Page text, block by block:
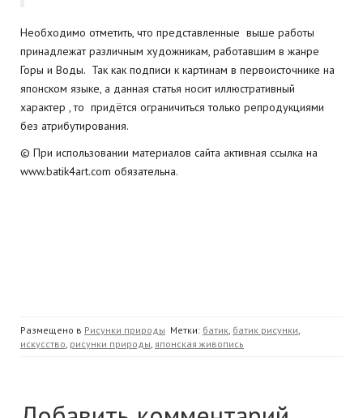
Необходимо отметить, что представленные выше работы
принадлежат различным художникам, работавшим в жанре
Горы и Воды. Так как подписи к картинам в первоисточнике на
японском языке, а данная статья носит иллюстративный
характер , то придётся ограничиться только репродукциями
без атрибутирования.
© При использовании материалов сайта активная ссылка на
www.batik4art.com обязательна.
Размещено в Рисунки природы Метки: батик, батик рисунки,
искусство, рисунки природы, японская живопись